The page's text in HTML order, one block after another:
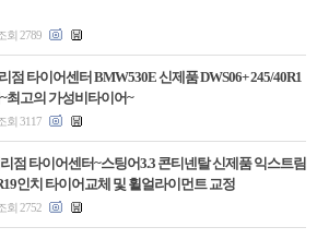
회 2789
타이어센터 BMW530E 신제품 DWS06+ 245/40R1
최고의 가성비타이어~
회 3117
점 타이어센터~스팅어3.3 콘티넨탈 신제품 익스트림
인치 타이어교체 및 휠얼라이먼트 교정
회 2752